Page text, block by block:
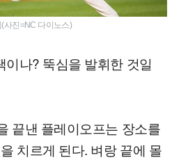
사진=NC 다이노스)
이나? 뚝심을 발휘한 것일
끝낸 플레이오프는 장소를
치르게 된다. 벼랑 끝에 몰